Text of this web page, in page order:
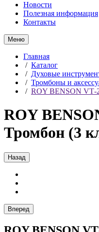
Новости
Полезная информация
Контакты
Меню
Главная
/ Каталог
/ Духовые
/ Тромбоны и
/ ROY BENSON VТ-
ROY
Тромбон (3
Назад
Вперед